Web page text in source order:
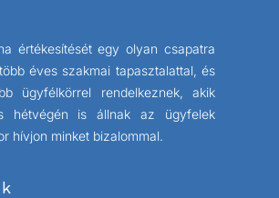
értékesítését egy olyan csapatra
éves szakmai tapasztalattal, és
ügyfélkörrel rendelkeznek, akik
hétvégén is állnak az ügyfelek
hívjon minket bizalommal.